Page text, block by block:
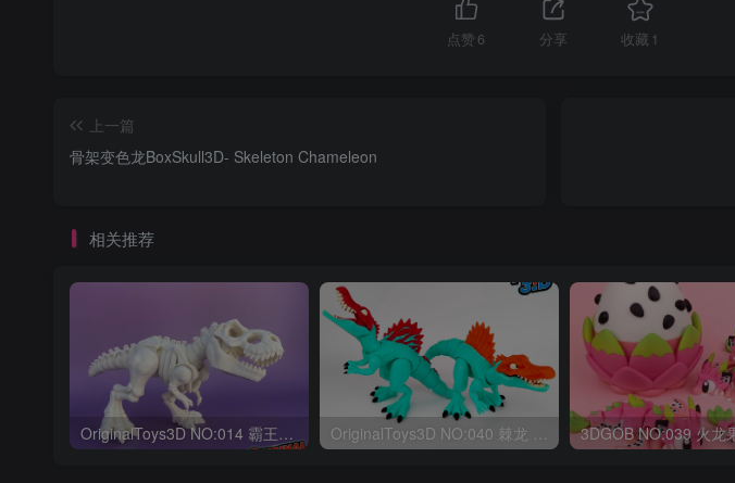
点赞 6 分享 收藏 1
上一篇
骨架变色龙BoxSkull3D- Skeleton Chameleon
相关推荐
OriginalToys3D NO:014 霸王龙骨架 OriginalToys3D NO:040 棘龙 Spinosaurus Remastered